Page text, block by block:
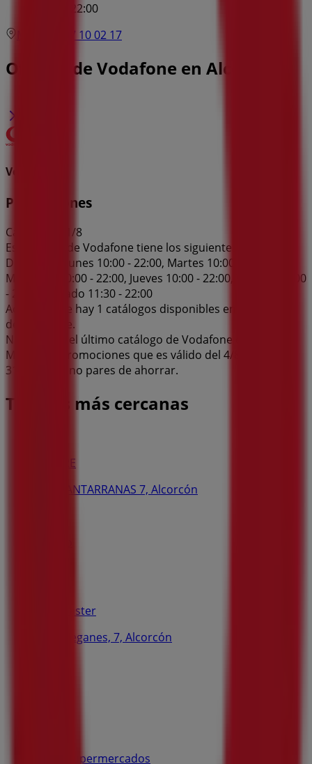
11:30 - 22:00
607 10 02 17
Ofertas de Vodafone en Alcorcón
Vodafone
Promociones
Caduca el 31/8
Esta tienda de Vodafone tiene los siguientes horarios:
Domingo , Lunes 10:00 - 22:00, Martes 10:00 - 22:00,
Miércoles 10:00 - 22:00, Jueves 10:00 - 22:00, Viernes 10:00
- 22:00, Sábado 11:30 - 22:00
Actualmente hay 1 catálogos disponibles en esta tienda
de Vodafone.
Navega por el último catálogo de Vodafone en Calle
Mayor, 48 Promociones que es válido del 4/8/2026 al
31/8/2026 y no pares de ahorrar.
Tiendas más cercanas
MAPFRE
AVD CANTARRANAS 7, Alcorcón
Euromaster
Avda. Leganes, 7, Alcorcón
Suma Supermercados